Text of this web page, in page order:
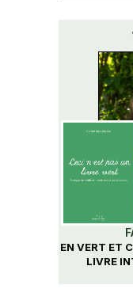
EN VERT ET
LIVRE